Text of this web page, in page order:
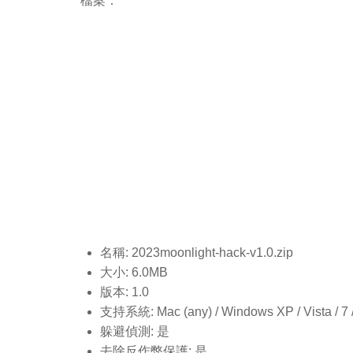
名稱: 2023moonlight-hack-v1.0.zip
大小: 6.0MB
版本: 1.0
支持系統: Mac (any) / Windows XP / Vista / 7
躲避偵測: 是